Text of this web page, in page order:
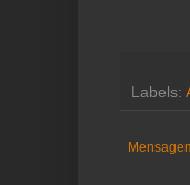
Labels: